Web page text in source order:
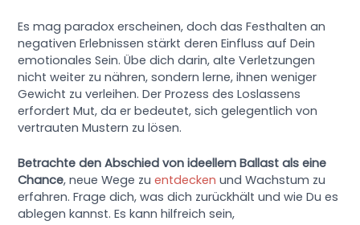
Es mag paradox erscheinen, doch das Festhalten an
negativen Erlebnissen stärkt deren Einfluss auf Dein
emotionales Sein. Übe dich darin, alte Verletzungen
nicht weiter zu nähren, sondern lerne, ihnen weniger
Gewicht zu verleihen. Der Prozess des Loslassens
erfordert Mut, da er bedeutet, sich gelegentlich von
vertrauten Mustern zu lösen.
Betrachte den Abschied von ideellem Ballast als eine
Chance, neue Wege zuentdecken und Wachstum zu
erfahren. Frage dich, was dich zurückhält und wie Du es
ablegen kannst. Es kann hilfreich sein,